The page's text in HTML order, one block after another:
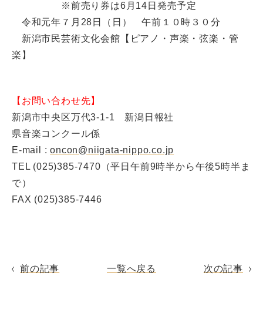
※前売り券は6月14日発売予定
令和元年７月28日（日） 午前１０時３０分
新潟市民芸術文化会館【ピアノ・声楽・弦楽・管
楽】
【お問い合わせ先】
新潟市中央区万代3-1-1 新潟日報社
県音楽コンクール係
E-mail :oncon@niigata-nippo.co.jp
TEL (025)385-7470（平日午前9時半から午後5時半ま
で）
FAX (025)385-7446
前の記事 一覧へ戻る 次の記事